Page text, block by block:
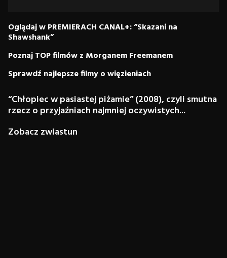
Oglądaj w PREMIERACH CANAL+: “Skazani na
Shawshank”
Poznaj TOP filmów z Morganem Freemanem
Sprawdź najlepsze filmy o więzieniach
“Chłopiec w pasiastej piżamie” (2008), czyli smutna
rzecz o przyjaźniach najmniej oczywistych...
Zobacz zwiastun